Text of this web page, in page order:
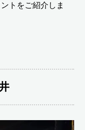
トをご紹介しま